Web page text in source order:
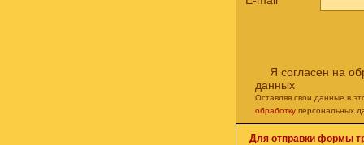
Я согласен на
данных
Оставляя свои данные в
обработку персональных
Для отправки формы